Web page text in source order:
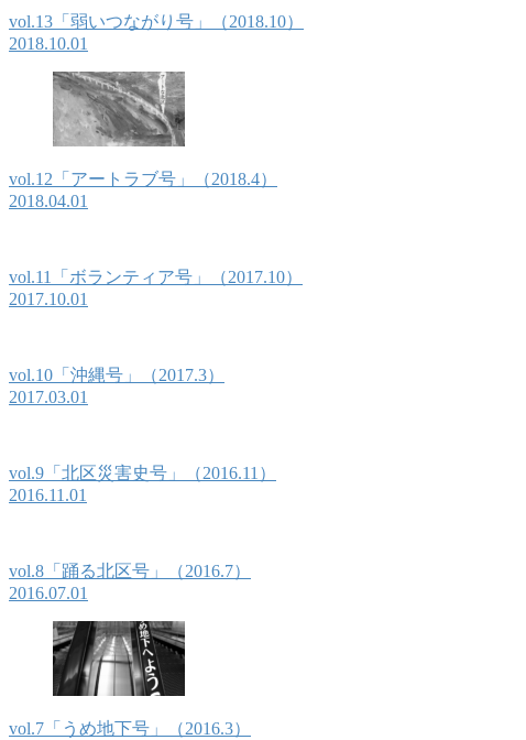
vol.13「弱いつながり号」（2018.10）
2018.10.01
vol.12「アートラブ号」（2018.4）
2018.04.01
vol.11「ボランティア号」（2017.10）
2017.10.01
vol.10「沖縄号」（2017.3）
2017.03.01
vol.9「北区災害史号」（2016.11）
2016.11.01
vol.8「踊る北区号」（2016.7）
2016.07.01
vol.7「うめ地下号」（2016.3）